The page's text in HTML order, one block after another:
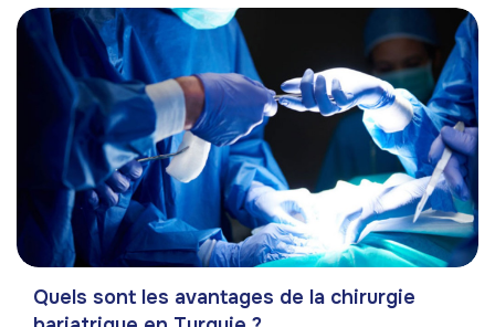
Quels sont les avantages de la chirurgie